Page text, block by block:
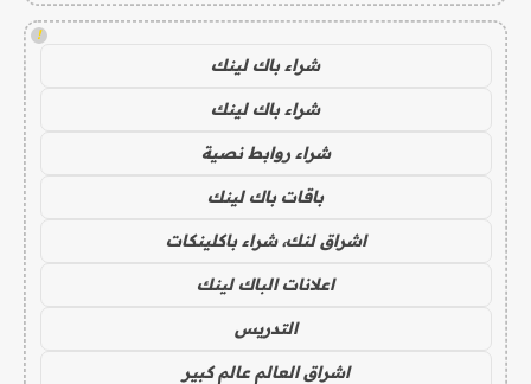
!
شراء باك لينك
شراء باك لينك
شراء روابط نصية
باقات باك لينك
اشراق لنك، شراء باكلينكات
اعلانات الباك لينك
التدريس
اشراق العالم عالم كبير